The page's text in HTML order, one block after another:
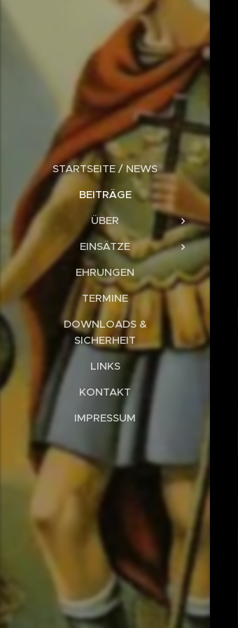
STARTSEITE / NEWS
BEITRÄGE
ÜBER
EINSÄTZE
EHRUNGEN
TERMINE
DOWNLOADS &
SICHERHEIT
LINKS
KONTAKT
IMPRESSUM